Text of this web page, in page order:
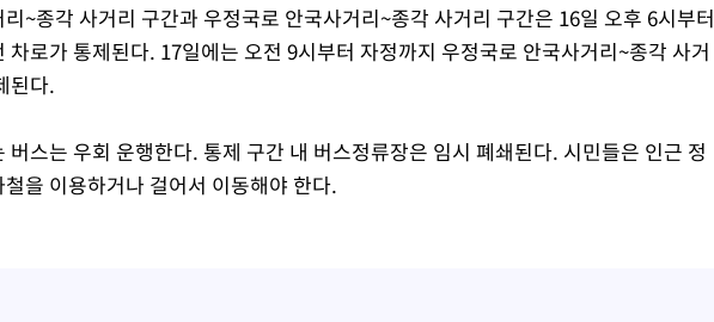
~종각 사거리 구간과 우정국로 안국사거리~종각 사거리 구간은 16일 오후 6시부터
차로가 통제된다. 17일에는 오전 9시부터 자정까지 우정국로 안국사거리~종각 사거
된다.
버스는 우회 운행한다. 통제 구간 내 버스정류장은 임시 폐쇄된다. 시민들은 인근 정
을 이용하거나 걸어서 이동해야 한다.